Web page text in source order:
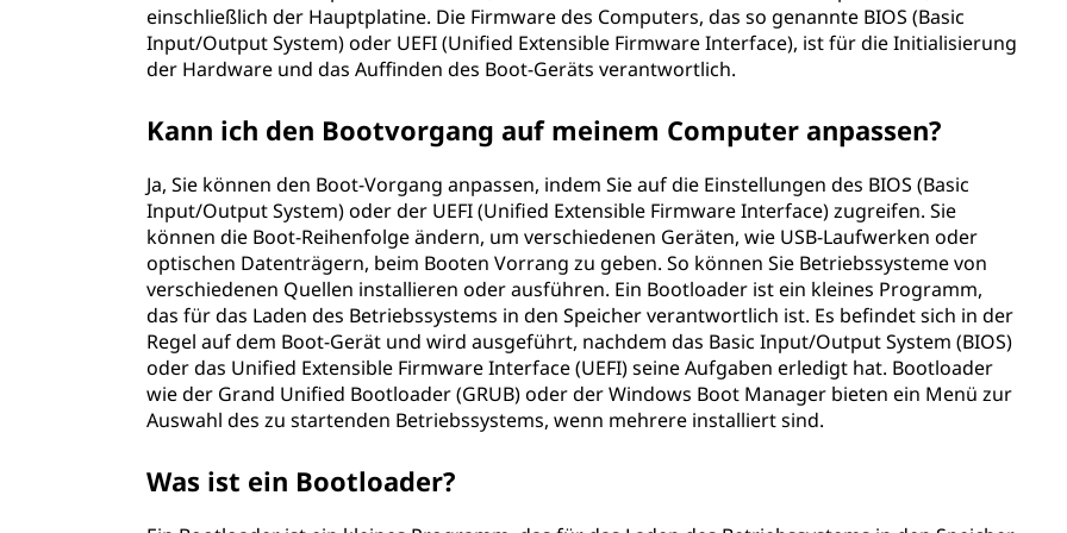
einschließlich der Hauptplatine. Die Firmware des Computers, das so genannte BIOS (Basic
Input/Output System) oder UEFI (Unified Extensible Firmware Interface), ist für die Initialisierung
der Hardware und das Auffinden des Boot-Geräts verantwortlich.
Kann ich den Bootvorgang auf meinem Computer anpassen?
Ja, Sie können den Boot-Vorgang anpassen, indem Sie auf die Einstellungen des BIOS (Basic
Input/Output System) oder der UEFI (Unified Extensible Firmware Interface) zugreifen. Sie
können die Boot-Reihenfolge ändern, um verschiedenen Geräten, wie USB-Laufwerken oder
optischen Datenträgern, beim Booten Vorrang zu geben. So können Sie Betriebssysteme von
verschiedenen Quellen installieren oder ausführen. Ein Bootloader ist ein kleines Programm,
das für das Laden des Betriebssystems in den Speicher verantwortlich ist. Es befindet sich in der
Regel auf dem Boot-Gerät und wird ausgeführt, nachdem das Basic Input/Output System (BIOS)
oder das Unified Extensible Firmware Interface (UEFI) seine Aufgaben erledigt hat. Bootloader
wie der Grand Unified Bootloader (GRUB) oder der Windows Boot Manager bieten ein Menü zur
Auswahl des zu startenden Betriebssystems, wenn mehrere installiert sind.
Was ist ein Bootloader?